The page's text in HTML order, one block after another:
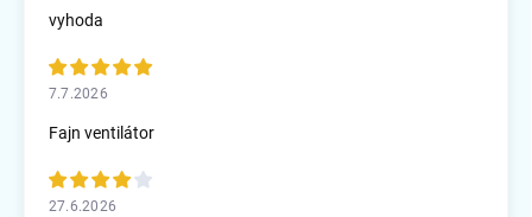
vyhoda
7.7.2026
Fajn ventilátor
27.6.2026